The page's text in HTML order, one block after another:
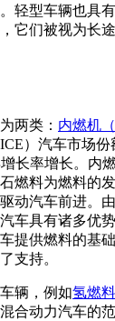
轻型车辆也具
它们被视为长
两类： 内燃机（
）汽车市场份
长率增长。内
燃料为燃料的
动汽车前进。
车具有诸多优
提供燃料的基
支持。
辆，例如氢燃
合动力汽车的